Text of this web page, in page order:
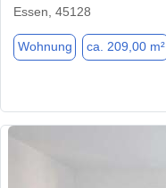
Essen, 45128
Wohnung ca. 209,00 m²